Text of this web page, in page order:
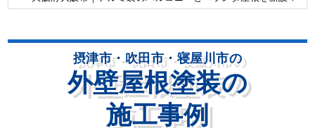
摂津市・吹田市・寝屋川市の
外壁屋根塗装の
施工事例